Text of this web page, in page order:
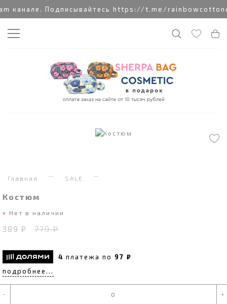
канале. Подписывайтесь https://t.me/
Главная SALE
Костюм
Нет в наличии
389 ₽ 779 ₽
4 платежа по 97 ₽
подробнее...
- +